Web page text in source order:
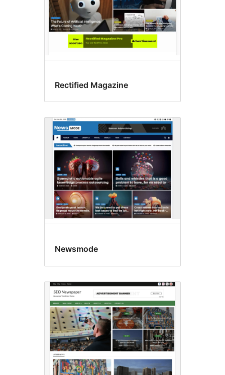
Rectified Magazine
Newsmode